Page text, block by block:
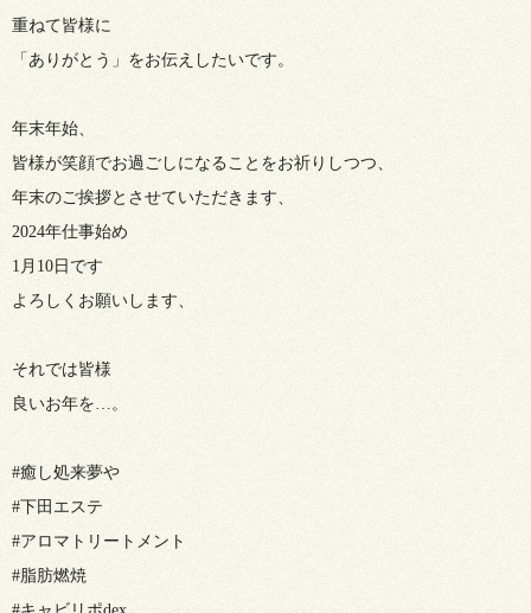
重ねて皆様に
「ありがとう」をお伝えしたいです。
年末年始、
皆様が笑顔でお過ごしになることをお祈りしつつ、
年末のご挨拶とさせていただきます、
2024年仕事始め
1月10日です
よろしくお願いします、
それでは皆様
良いお年を…。
#癒し処来夢や
#下田エステ
#アロマトリートメント
#脂肪燃焼